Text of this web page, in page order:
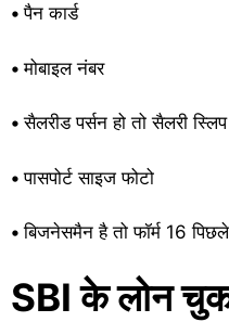
•पैन कार्ड
•मोबाइल नंबर
•सैलरीड पर्सन हो तो सैलरी स्लिप
•पासपोर्ट साइज फोटो
•बिजनेसमैन है तो फॉर्म 16
SBI के लोन